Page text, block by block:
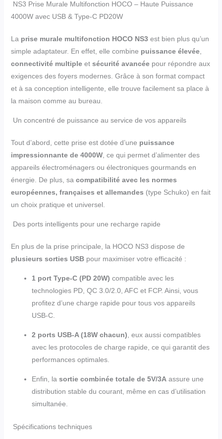
NS3 Prise Murale Multifonction HOCO – Haute Puissance
4000W avec USB & Type-C PD20W
La prise murale multifonction HOCO NS3est bien plus qu’un
simple adaptateur. En effet, elle combine puissance élevée,
connectivité multipleet sécurité avancéepour répondre aux
exigences des foyers modernes. Grâce à son format compact
et à sa conception intelligente, elle trouve facilement sa place à
la maison comme au bureau.
Un concentré de puissance au service de vos appareils
Tout d’abord, cette prise est dotée d’une puissance
impressionnante de 4000W, ce qui permet d’alimenter des
appareils électroménagers ou électroniques gourmands en
énergie. De plus, sa compatibilité avec les normes
européennes, françaises et allemandes (type Schuko) en fait
un choix pratique et universel.
Des ports intelligents pour une recharge rapide
En plus de la prise principale, la HOCO NS3 dispose de
plusieurs sorties USBpour maximiser votre efficacité :
1 port Type-C (PD 20W) compatible avec les
technologies PD, QC 3.0/2.0, AFC et FCP. Ainsi, vous
profitez d’une charge rapide pour tous vos appareils
USB-C.
2 ports USB-A (18W chacun) , eux aussi compatibles
avec les protocoles de charge rapide, ce qui garantit des
performances optimales.
Enfin, la sortie combinée totale de 5V/3Aassure une
distribution stable du courant, même en cas d’utilisation
simultanée.
Spécifications techniques